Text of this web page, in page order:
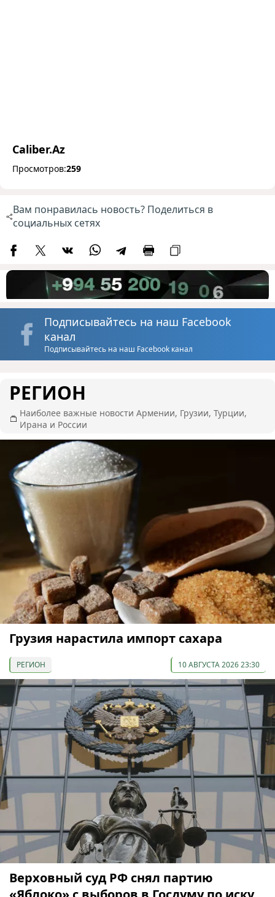
Caliber.Az
Просмотров:259
Вам понравилась новость? Поделиться в
социальных сетях
Подписывайтесь на наш Facebook
канал
Подписывайтесь на наш Facebook канал
РЕГИОН
Наиболее важные новости Армении, Грузии, Турции,
Ирана и России
Грузия нарастила импорт сахара
РЕГИОН 10 АВГУСТА 2026 23:30
Верховный суд РФ снял партию